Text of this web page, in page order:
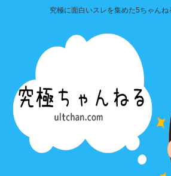
究極に面白いスレを集めた5ちゃんね